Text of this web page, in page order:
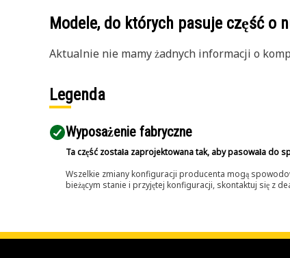
Modele, do których pasuje część o
Aktualnie nie mamy żadnych informacji o
Legenda
Wyposażenie fabryczne
Ta część została zaprojektowana tak, aby pasowała do
Wszelkie zmiany konfiguracji producenta mogą
bieżącym stanie i przyjętej konfiguracji, skontaktuj się z